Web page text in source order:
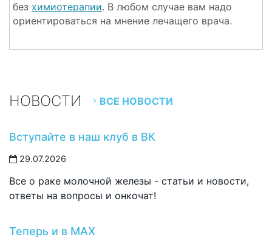
без химиотерапии. В любом случае вам надо
ориентироваться на мнение лечащего врача.
НОВОСТИ ВСЕ НОВОСТИ
Вступайте в наш клуб в ВК
29.07.2026
Все о раке молочной железы - статьи и новости,
ответы на вопросы и онкочат!
Теперь и в MAX